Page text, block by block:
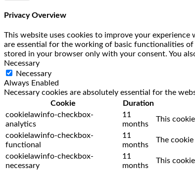
Privacy Overview
This website uses cookies to improve your
are essential for the working of basic functionalities
stored in your browser only with your consent. You
Necessary
Necessary
Always Enabled
Necessary cookies are absolutely essential for the
Cookie
Duration
cookielawinfo-checkbox-
analytics
11
months
This
cookielawinfo-checkbox-
functional
11
months
The
cookielawinfo-checkbox-
necessary
11
months
This